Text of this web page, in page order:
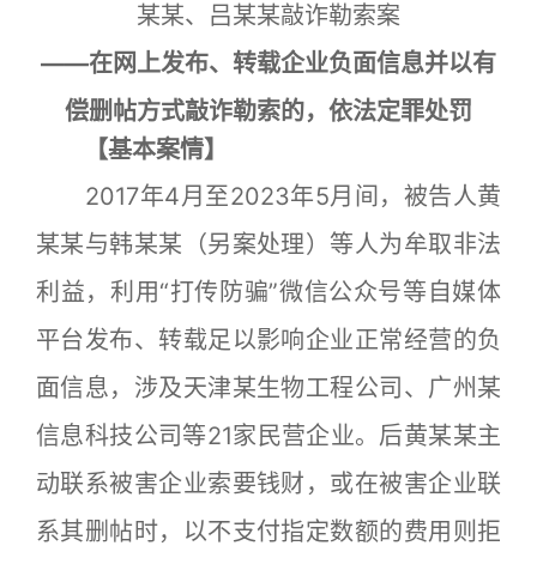
某某、吕某某敲诈勒索案
——在网上发布、转载企业负面信息并以有
偿删帖方式敲诈勒索的，依法定罪处罚
【基本案情】
2017年4月至2023年5月间，被告人黄
某某与韩某某（另案处理）等人为牟取非法
利益，利用“打传防骗”微信公众号等自媒体
平台发布、转载足以影响企业正常经营的负
面信息，涉及天津某生物工程公司、广州某
信息科技公司等21家民营企业。后黄某某主
动联系被害企业索要钱财，或在被害企业联
系其删帖时，以不支付指定数额的费用则拒